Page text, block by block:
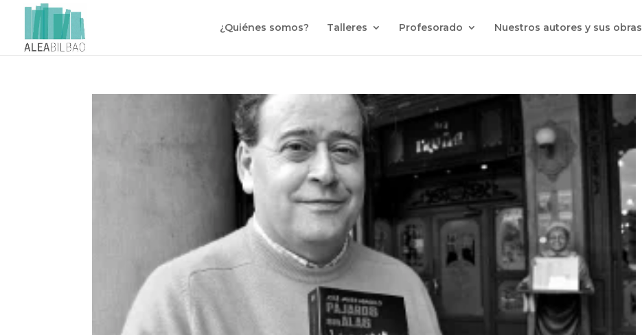
¿Quiénes somos? Talleres Profesorado Nuestros autores y sus obras